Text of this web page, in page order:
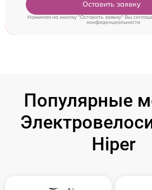
Оставить заявку
Нажимая на кнопку "Оставить заявку" Вы
конфиденциальности
Популярные
Hiper